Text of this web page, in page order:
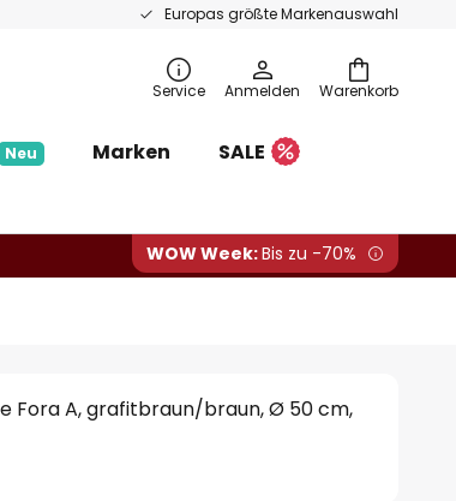
Europas größte Markenauswahl
Warenkorb
Service Anmelden
Neu Marken
SALE
WOW Week:Bis zu -70%
Fora A, grafitbraun/braun, Ø 50 cm,